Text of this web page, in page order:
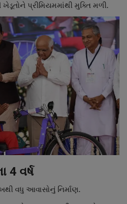
પ્રીમિયમમાંથી મુક્તિ મળી.
વર્ષ
વધુ આવાસોનું નિર્માણ.